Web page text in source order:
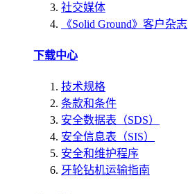
社交媒体
《Solid Ground》客户杂志
下载中心
技术规格
条款和条件
安全数据表（SDS）
安全信息表（SIS）
安全和维护程序
牙轮钻机运输指南